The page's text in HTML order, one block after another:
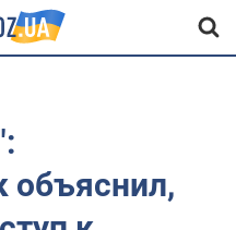
объяснил,